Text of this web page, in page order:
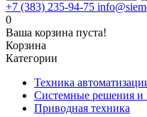
+7 (383) 235-94-75
0
Ваша корзина пуста!
Корзина
Категории
Техника
Системные решения и
Приводная техника